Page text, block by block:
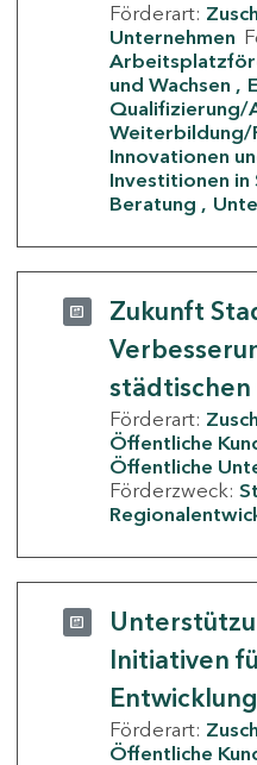
Förderart:
Unternehmen
und Wachsen
Qualifizierung/
Weiterbildung/
Innovationen
Investitionen in
Beratung
Zukunft
städtischen
Förderart:
Öffentliche
Öffentliche
Förderzweck:
Initiativen
Entwicklung
Förderart:
Öffentliche